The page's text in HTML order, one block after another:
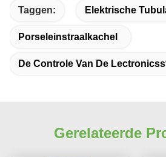
Taggen: Elektrische
Porseleinstraalkachel
De Controle Van De
Gerelateerde